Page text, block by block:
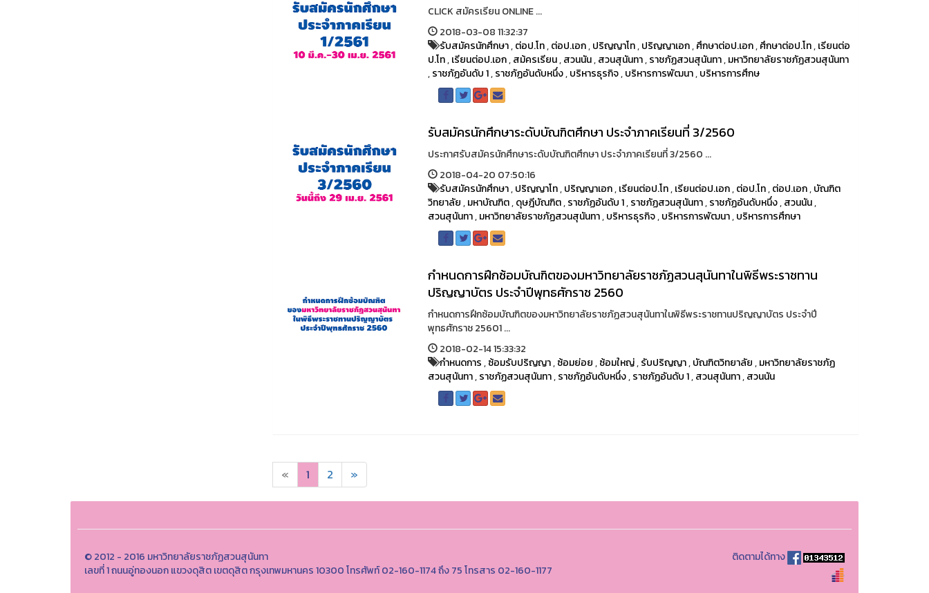
CLICK สมัครเรียน ONLINE ...
2018-03-08 11:32:37
รับสมัครนักศึกษา,ต่อป.โท,ต่อป.เอก,ปริญญาโท,ปริญญาเอก,ศึกษาต่อป.เอก,ศึกษาต่อป.โท,เรียนต่อ
ป.โท,เรียนต่อป.เอก,สม้ครเรียน,สวนนัน,สวนสุนันทา,ราชภัฏสวนสุนันทา,มหาวิทยาลัยราชภัฏสวนสุนันทา
,ราชภัฏอันดับ 1,ราชภัฏอันดับหนึ่ง,บริหารธุรกิจ,บริหารการพัฒนา,บริหารการศึกษ
รับสมัครนักศึกษาระดับบัณฑิตศึกษา ประจำภาคเรียนที่ 3/2560
ประกาศรับสมัครนักศึกษาระดับบัณฑิตศึกษา ประจำภาคเรียนที่ 3/2560 ...
2018-04-20 07:50:16
รับสมัครนักศึกษา,ปริญญาโท,ปริญญาเอก,เรียนต่อป.โท,เรียนต่อป.เอก,ต่อป.โท,ต่อป.เอก,บัณฑิต
วิทยาลัย,มหาบัณฑิต,ดุษฎีบัณฑิต,ราชภัฏอันดับ 1,ราชภัฏสวนสุนันทา,ราชภัฏอันดับหนึ่ง,สวนนัน,
สวนสุนันทา,มหาวิทยาลัยราชภัฏสวนสุนันทา,บริหารธุรกิจ,บริหารการพัฒนา,บริหารการศึกษา
กำหนดการฝึกซ้อมบัณฑิตของมหาวิทยาลัยราชภัฏสวนสุนันทาในพิธีพระราชทาน
ปริญญาบัตร ประจำปีพุทธศักราช 2560
กำหนดการฝึกซ้อมบัณฑิตของมหาวิทยาลัยราชภัฏสวนสุนันทาในพิธีพระราชทานปริญญาบัตร ประจำปี
พุทธศักราช 25601 ...
2018-02-14 15:33:32
กำหนดการ,ซ้อมรับปริญญา,ซ้อมย่อย,ซ้อมใหญ่,รับปริญญา,บัณฑิตวิทยาลัย,มหาวิทยาลัยราชภัฏ
สวนสุนันทา,ราชภัฏสวนสุนันทา,ราชภัฏอันดับหนึ่ง,ราชภัฏอันดับ 1,สวนสุนันทา,สวนนัน
« 1 2 »
© 2012 - 2016 มหาวิทยาลัยราชภัฏสวนสุนันทา
เลขที่ 1 ถนนอู่ทองนอก แขวงดุสิต เขตดุสิต กรุงเทพมหานคร 10300 โทรศัพท์ 02-160-1174 ถึง 75 โทรสาร 02-160-1177
ติดตามได้ทาง